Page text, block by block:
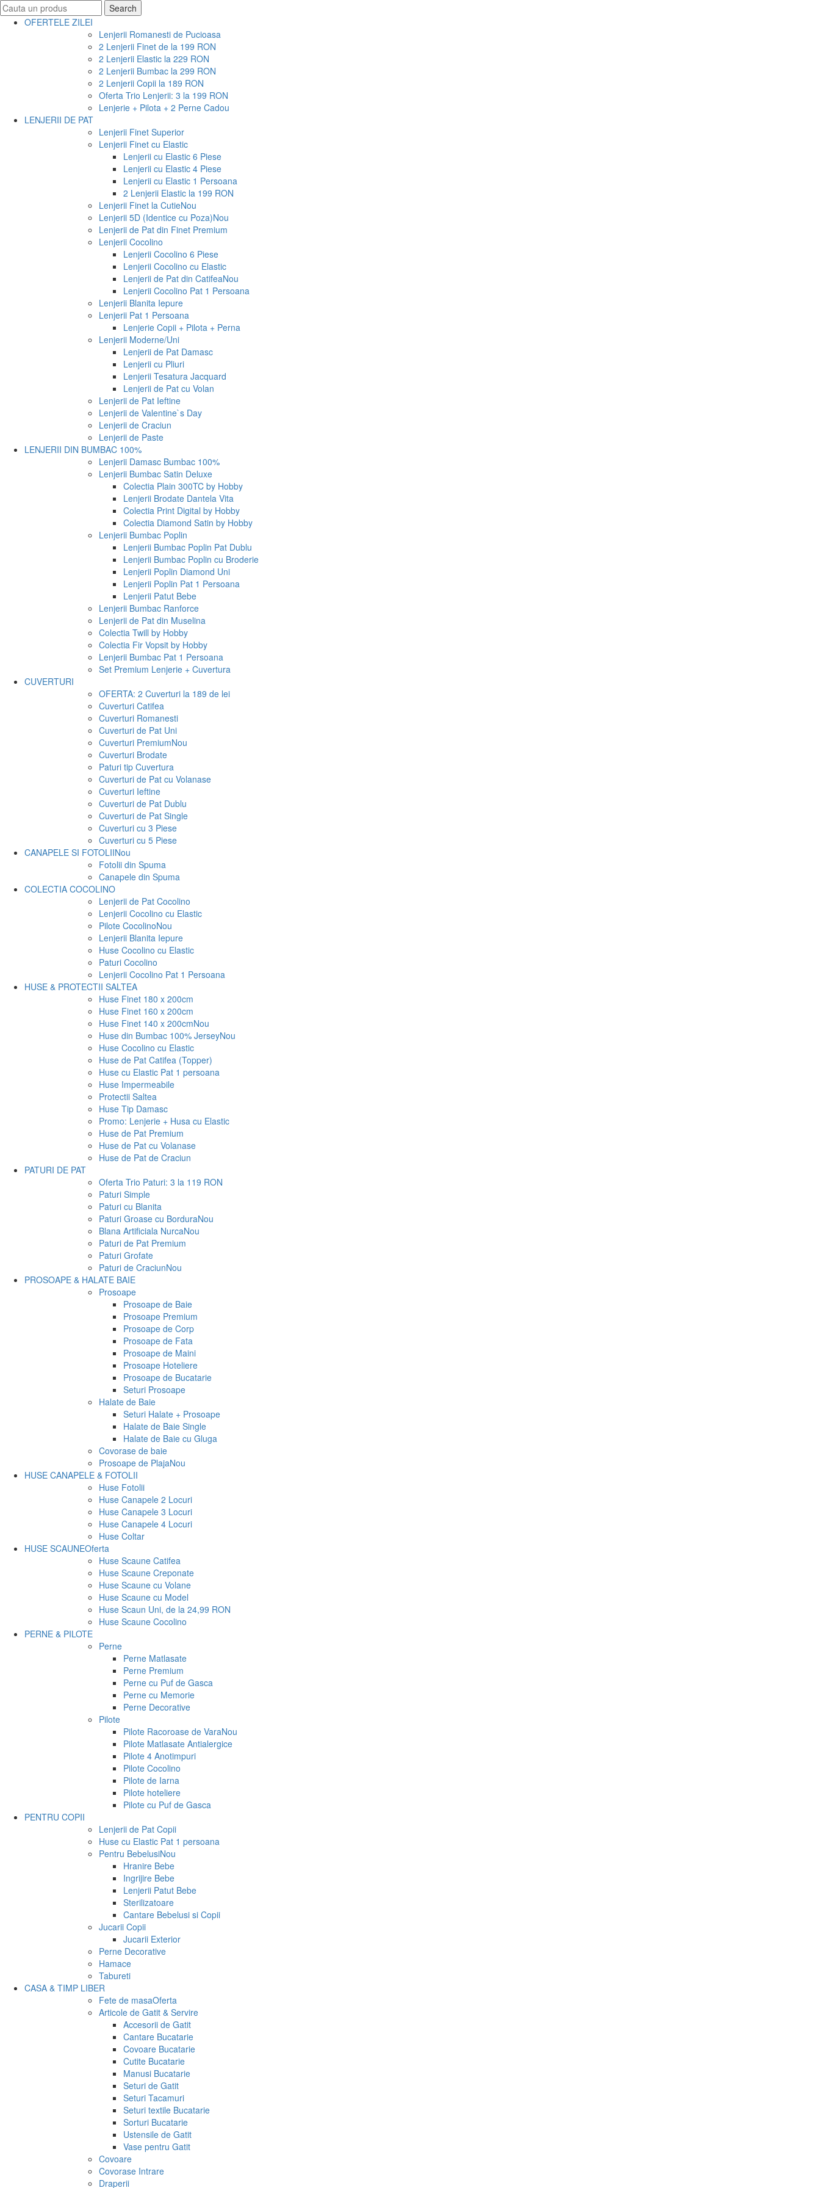
Search
for:
Search
OFERTELE ZILEI
Lenjerii Romanesti de Pucioasa
2 Lenjerii Finet de la 199 RON
2 Lenjerii Elastic la 229 RON
2 Lenjerii Bumbac la 299 RON
2 Lenjerii Copii la 189 RON
Oferta Trio Lenjerii: 3 la 199 RON
Lenjerie + Pilota + 2 Perne Cadou
LENJERII DE PAT
Lenjerii Finet Superior
Lenjerii Finet cu Elastic
Lenjerii cu Elastic 6 Piese
Lenjerii cu Elastic 4 Piese
Lenjerii cu Elastic 1 Persoana
2 Lenjerii Elastic la 199 RON
Lenjerii Finet la CutieNou
Lenjerii 5D (Identice cu Poza)Nou
Lenjerii de Pat din Finet Premium
Lenjerii Cocolino
Lenjerii Cocolino 6 Piese
Lenjerii Cocolino cu Elastic
Lenjerii de Pat din CatifeaNou
Lenjerii Cocolino Pat 1 Persoana
Lenjerii Blanita Iepure
Lenjerii Pat 1 Persoana
Lenjerie Copii + Pilota + Perna
Lenjerii Moderne/Uni
Lenjerii de Pat Damasc
Lenjerii cu Pliuri
Lenjerii Tesatura Jacquard
Lenjerii de Pat cu Volan
Lenjerii de Pat Ieftine
Lenjerii de Valentine`s Day
Lenjerii de Craciun
Lenjerii de Paste
LENJERII DIN BUMBAC 100%
Lenjerii Damasc Bumbac 100%
Lenjerii Bumbac Satin Deluxe
Colectia Plain 300TC by Hobby
Lenjerii Brodate Dantela Vita
Colectia Print Digital by Hobby
Colectia Diamond Satin by Hobby
Lenjerii Bumbac Poplin
Lenjerii Bumbac Poplin Pat Dublu
Lenjerii Bumbac Poplin cu Broderie
Lenjerii Poplin Diamond Uni
Lenjerii Poplin Pat 1 Persoana
Lenjerii Patut Bebe
Lenjerii Bumbac Ranforce
Lenjerii de Pat din Muselina
Colectia Twill by Hobby
Colectia Fir Vopsit by Hobby
Lenjerii Bumbac Pat 1 Persoana
Set Premium Lenjerie + Cuvertura
CUVERTURI
OFERTA: 2 Cuverturi la 189 de lei
Cuverturi Catifea
Cuverturi Romanesti
Cuverturi de Pat Uni
Cuverturi PremiumNou
Cuverturi Brodate
Paturi tip Cuvertura
Cuverturi de Pat cu Volanase
Cuverturi Ieftine
Cuverturi de Pat Dublu
Cuverturi de Pat Single
Cuverturi cu 3 Piese
Cuverturi cu 5 Piese
CANAPELE SI FOTOLIINou
Fotolii din Spuma
Canapele din Spuma
COLECTIA COCOLINO
Lenjerii de Pat Cocolino
Lenjerii Cocolino cu Elastic
Pilote CocolinoNou
Lenjerii Blanita Iepure
Huse Cocolino cu Elastic
Paturi Cocolino
Lenjerii Cocolino Pat 1 Persoana
HUSE & PROTECTII SALTEA
Huse Finet 180 x 200cm
Huse Finet 160 x 200cm
Huse Finet 140 x 200cmNou
Huse din Bumbac 100% JerseyNou
Huse Cocolino cu Elastic
Huse de Pat Catifea (Topper)
Huse cu Elastic Pat 1 persoana
Huse Impermeabile
Protectii Saltea
Huse Tip Damasc
Promo: Lenjerie + Husa cu Elastic
Huse de Pat Premium
Huse de Pat cu Volanase
Huse de Pat de Craciun
PATURI DE PAT
Oferta Trio Paturi: 3 la 119 RON
Paturi Simple
Paturi cu Blanita
Paturi Groase cu BorduraNou
Blana Artificiala NurcaNou
Paturi de Pat Premium
Paturi Grofate
Paturi de CraciunNou
PROSOAPE & HALATE BAIE
Prosoape
Prosoape de Baie
Prosoape Premium
Prosoape de Corp
Prosoape de Fata
Prosoape de Maini
Prosoape Hoteliere
Prosoape de Bucatarie
Seturi Prosoape
Halate de Baie
Seturi Halate + Prosoape
Halate de Baie Single
Halate de Baie cu Gluga
Covorase de baie
Prosoape de PlajaNou
HUSE CANAPELE & FOTOLII
Huse Fotolii
Huse Canapele 2 Locuri
Huse Canapele 3 Locuri
Huse Canapele 4 Locuri
Huse Coltar
HUSE SCAUNEOferta
Huse Scaune Catifea
Huse Scaune Creponate
Huse Scaune cu Volane
Huse Scaune cu Model
Huse Scaun Uni, de la 24,99 RON
Huse Scaune Cocolino
PERNE & PILOTE
Perne
Perne Matlasate
Perne Premium
Perne cu Puf de Gasca
Perne cu Memorie
Perne Decorative
Pilote
Pilote Racoroase de VaraNou
Pilote Matlasate Antialergice
Pilote 4 Anotimpuri
Pilote Cocolino
Pilote de Iarna
Pilote hoteliere
Pilote cu Puf de Gasca
PENTRU COPII
Lenjerii de Pat Copii
Huse cu Elastic Pat 1 persoana
Pentru BebelusiNou
Hranire Bebe
Ingrijire Bebe
Lenjerii Patut Bebe
Sterilizatoare
Cantare Bebelusi si Copii
Jucarii Copii
Jucarii Exterior
Perne Decorative
Hamace
Tabureti
CASA & TIMP LIBER
Fete de masaOferta
Articole de Gatit & Servire
Accesorii de Gatit
Cantare Bucatarie
Covoare Bucatarie
Cutite Bucatarie
Manusi Bucatarie
Seturi de Gatit
Seturi Tacamuri
Seturi textile Bucatarie
Sorturi Bucatarie
Ustensile de Gatit
Vase pentru Gatit
Covoare
Covorase Intrare
Draperii